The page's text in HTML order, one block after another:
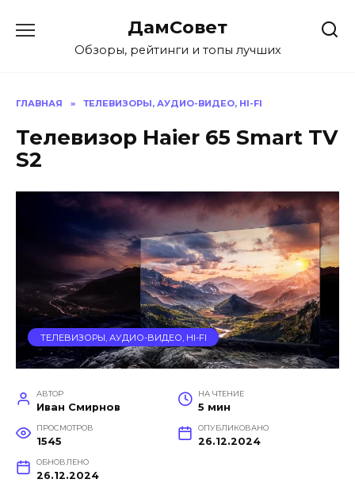
содержанию
ДамСовет
Обзоры, рейтинги и топы лучших
ГЛАВНАЯ » ТЕЛЕВИЗОРЫ, АУДИО-ВИДЕО, HI-FI
Телевизор Haier 65 Smart TV
S2
ТЕЛЕВИЗОРЫ, АУДИО-ВИДЕО, HI-FI
АВТОР
Иван Смирнов
НА ЧТЕНИЕ
5 мин
ПРОСМОТРОВ
1545
ОПУБЛИКОВАНО
26.12.2024
ОБНОВЛЕНО
26.12.2024